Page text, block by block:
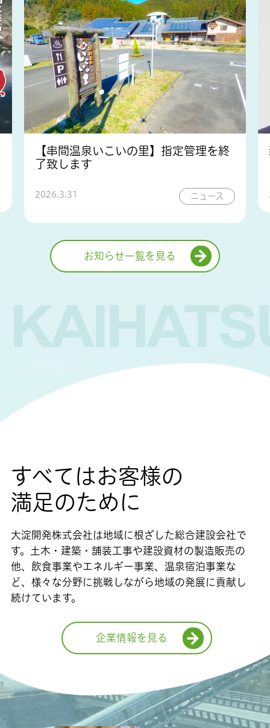
【串間温泉いこいの里】指定管理を終
了致します
2026.3.31 ニュース
お知らせ一覧を見る
すべてはお客様の
満足のために
大淀開発株式会社は地域に根ざした総合建設会社で
す。土木・建築・舗装工事や建設資材の製造販売の
他、飲食事業やエネルギー事業、温泉宿泊事業な
ど、様々な分野に挑戦しながら地域の発展に貢献し
続けています。
企業情報を見る